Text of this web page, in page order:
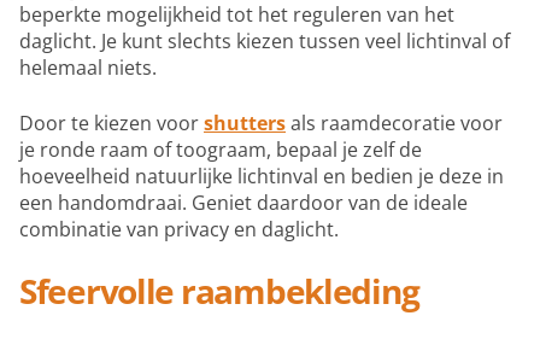
beperkte mogelijkheid tot het reguleren van het
daglicht. Je kunt slechts kiezen tussen veel lichtinval of
helemaal niets.
Door te kiezen voorshuttersals raamdecoratie voor
je ronde raam of toograam, bepaal je zelf de
hoeveelheid natuurlijke lichtinval en bedien je deze in
een handomdraai. Geniet daardoor van de ideale
combinatie van privacy en daglicht.
Sfeervolle raambekleding